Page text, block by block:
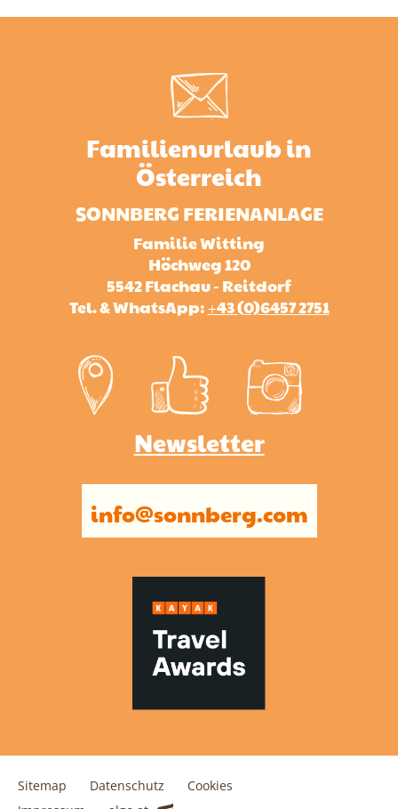
Familienurlaub in
Österreich
SONNBERG FERIENANLAGE
Familie Witting
Höchweg 120
5542 Flachau - Reitdorf
Tel. & WhatsApp:+43 (0)6457 2751
Newsletter
info@sonnberg.com
Sitemap Datenschutz
Cookies